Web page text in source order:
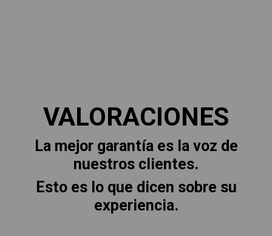
VALORACIONES
La mejor garantía es la voz de
nuestros clientes.
Esto es lo que dicen sobre su
experiencia.